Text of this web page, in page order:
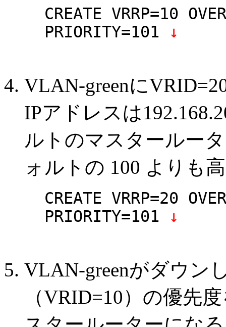
CREATE VRRP=10
PRIORITY=101 ↓
VLAN-greenに
IPアドレスは
ルトのマスタールー
ォルトの 100 よりも
CREATE VRRP=20
PRIORITY=101 ↓
VLAN-greenがダウン
（VRID=10）の優先